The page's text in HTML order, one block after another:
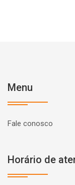
Menu
Fale conosco
Horário de